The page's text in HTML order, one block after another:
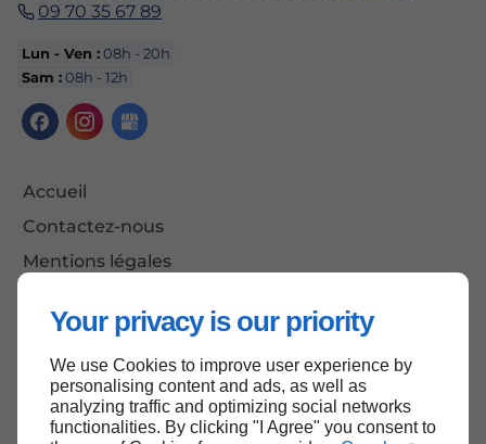
Your privacy is our priority
We use Cookies to improve user experience by
personalising content and ads, as well as
analyzing traffic and optimizing social networks
functionalities. By clicking "I Agree" you consent to
09 70 35 67 89
Lun - Ven :08h - 20h
Sam :08h - 12h
Accueil
Contactez-nous
Mentions légales
Haut de page